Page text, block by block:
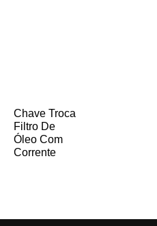
Chave Troca
Filtro De
Óleo Com
Corrente